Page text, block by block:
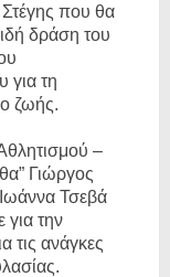
Στέγης που θα
δράση του
για τη
ζωής.
–
Γιώργος
Τσεβά
για την
τις ανάγκες